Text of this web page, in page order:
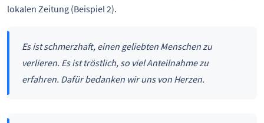
lokalen Zeitung (Beispiel 2).
Es ist schmerzhaft, einen geliebten Menschen zu
verlieren. Es ist tröstlich, so viel Anteilnahme zu
erfahren. Dafür bedanken wir uns von Herzen.